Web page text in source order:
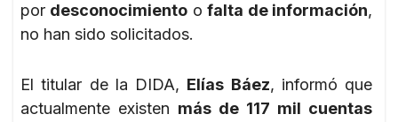
por desconocimiento ofalta de información,
no han sido solicitados.
El titular de la DIDA, Elías Báez, informó que
actualmente existen más de 117 mil cuentas